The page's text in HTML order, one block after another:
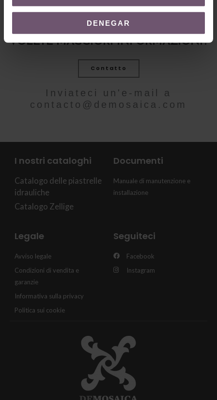
DENEGAR
VOLETE MAGGIORI INFORMAZIONI?
Contatto
Inviateci un'e-mail a
contacto@demosaica.com
I nostri cataloghi
Catalogo delle piastrelle
idrauliche
Catalogo Zellige
Documenti
Manuale di manutenzione e
installazione
Legale
Avviso legale
Condizioni di vendita e
garanzie
Informativa sulla privacy
Politica sui cookie
Seguiteci
Facebook
Instagram